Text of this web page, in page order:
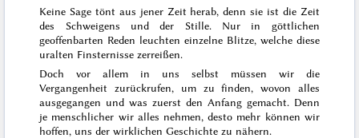
Keine Sage tönt aus jener Zeit herab, denn sie ist die Zeit
des Schweigens und der Stille. Nur in göttlichen
geoffenbarten Reden leuchten einzelne Blitze, welche diese
uralten Finsternisse zerreißen.
Doch vor allem in uns selbst müssen wir die
Vergangenheit zurückrufen, um zu finden, wovon alles
ausgegangen und was zuerst den Anfang gemacht. Denn
je menschlicher wir alles nehmen,desto mehr können wir
hoffen, uns der wirklichen Geschichte zu nähern.